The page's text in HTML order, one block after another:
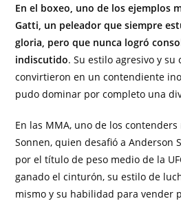
En el boxeo, uno de los ejemplos
Gatti, un peleador que siempre
gloria, pero que nunca logró
indiscutido. Su estilo agresivo y
convirtieron en un contendiente
pudo dominar por completo una
En las MMA, uno de los contenders
Sonnen, quien desafió a Anderson
por el título de peso medio de la
ganado el cinturón, su estilo de
mismo y su habilidad para vender